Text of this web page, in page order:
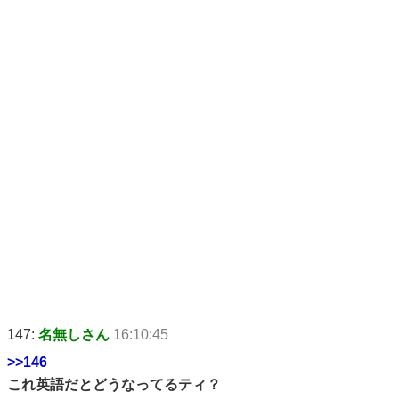
147: 名無しさん 16:10:45
>>146
これ英語だとどうなってるティ？